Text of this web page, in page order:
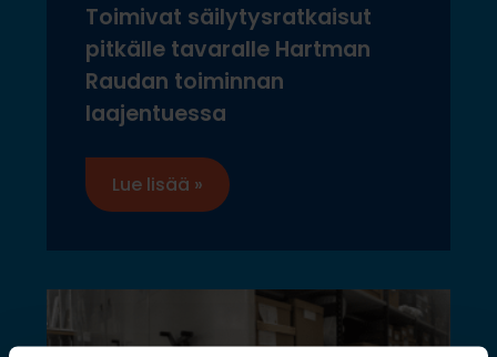
Toimivat säilytysratkaisut
pitkälle tavaralle Hartman
Raudan toiminnan
laajentuessa
Lue lisää »